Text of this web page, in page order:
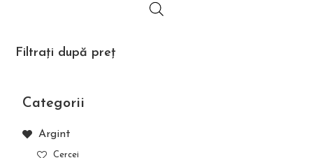
Filtrați după preț
Categorii
Argint
Cercei